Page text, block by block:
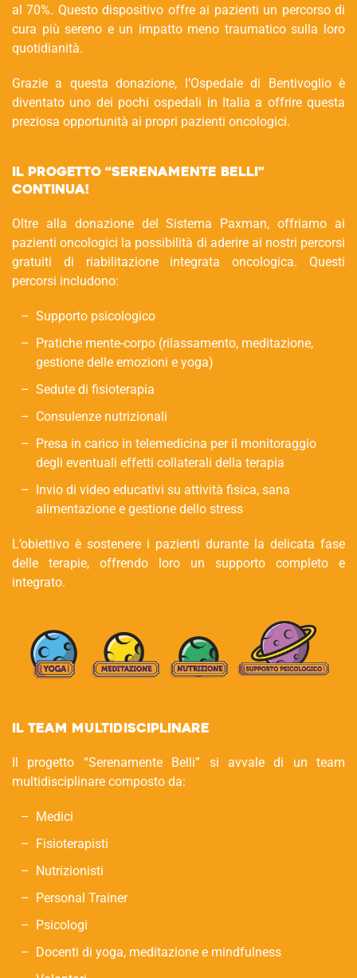
al 70%. Questo dispositivo offre ai pazienti un percorso di
cura più sereno e un impatto meno traumatico sulla loro
quotidianità.
Grazie a questa donazione, l’Ospedale di Bentivoglio è
diventato uno dei pochi ospedali in Italia a offrire questa
preziosa opportunità ai propri pazienti oncologici.
Il progetto “Serenamente Belli”
continua!
Oltre alla donazione del Sistema Paxman, offriamo ai
pazienti oncologici la possibilità di aderire ai nostri percorsi
gratuiti di riabilitazione integrata oncologica. Questi
percorsi includono:
Supporto psicologico
Pratiche mente-corpo (rilassamento, meditazione,
gestione delle emozioni e yoga)
Sedute di fisioterapia
Consulenze nutrizionali
Presa in carico in telemedicina per il monitoraggio
degli eventuali effetti collaterali della terapia
Invio di video educativi su attività fisica, sana
alimentazione e gestione dello stress
L’obiettivo è sostenere i pazienti durante la delicata fase
delle terapie, offrendo loro un supporto completo e
integrato.
Il Team Multidisciplinare
Il progetto “Serenamente Belli” si avvale di un team
multidisciplinare composto da:
Medici
Fisioterapisti
Nutrizionisti
Personal Trainer
Psicologi
Docenti di yoga, meditazione e mindfulness